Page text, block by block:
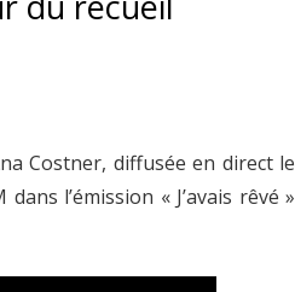
Costner, diffusée en direct le
l’émission « J’avais rêvé »